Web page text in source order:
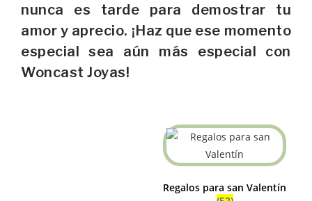
nunca es tarde para demostrar tu
amor y aprecio. ¡Haz que ese momento
especial sea aún más especial con
Woncast Joyas!
Regalos para san Valentín